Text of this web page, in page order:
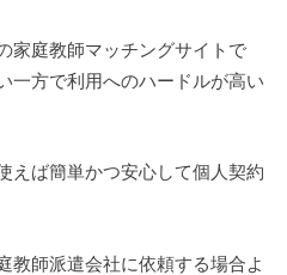
家庭教師マッチングサイトで
一方で利用へのハードルが高い
えば簡単かつ安心して個人契約
教師派遣会社に依頼する場合よ